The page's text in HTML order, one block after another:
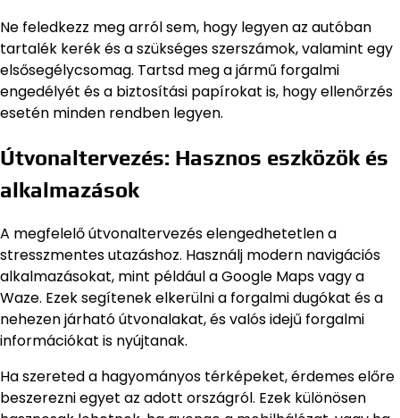
Ne feledkezz meg arról sem, hogy legyen az autóban
tartalék kerék és a szükséges szerszámok, valamint egy
elsősegélycsomag. Tartsd meg a jármű forgalmi
engedélyét és a biztosítási papírokat is, hogy ellenőrzés
esetén minden rendben legyen.
Útvonaltervezés: Hasznos eszközök és
alkalmazások
A megfelelő útvonaltervezés elengedhetetlen a
stresszmentes utazáshoz. Használj modern navigációs
alkalmazásokat, mint például a Google Maps vagy a
Waze. Ezek segítenek elkerülni a forgalmi dugókat és a
nehezen járható útvonalakat, és valós idejű forgalmi
információkat is nyújtanak.
Ha szereted a hagyományos térképeket, érdemes előre
beszerezni egyet az adott országról. Ezek különösen